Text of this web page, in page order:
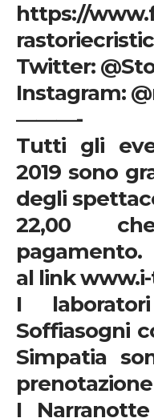
https://
Twitter:
Instagram:
———-
Tutti gli
2019 sono
degli
22,00
al link
I
Soffiasogni
Simpatia
I